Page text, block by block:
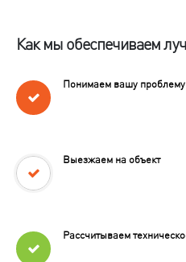
Как мы обеспечиваем
Понимаем вашу проблему
Выезжаем на объект
Рассчитываем